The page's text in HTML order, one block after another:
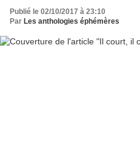
Publié le 02/10/2017 à 23:10
Par Les anthologies éphémères